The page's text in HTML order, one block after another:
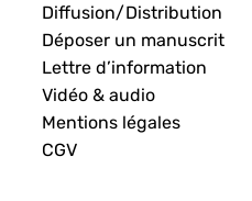
Diffusion/Distribution
Déposer un manuscrit
Lettre d’information
Vidéo & audio
Mentions légales
CGV